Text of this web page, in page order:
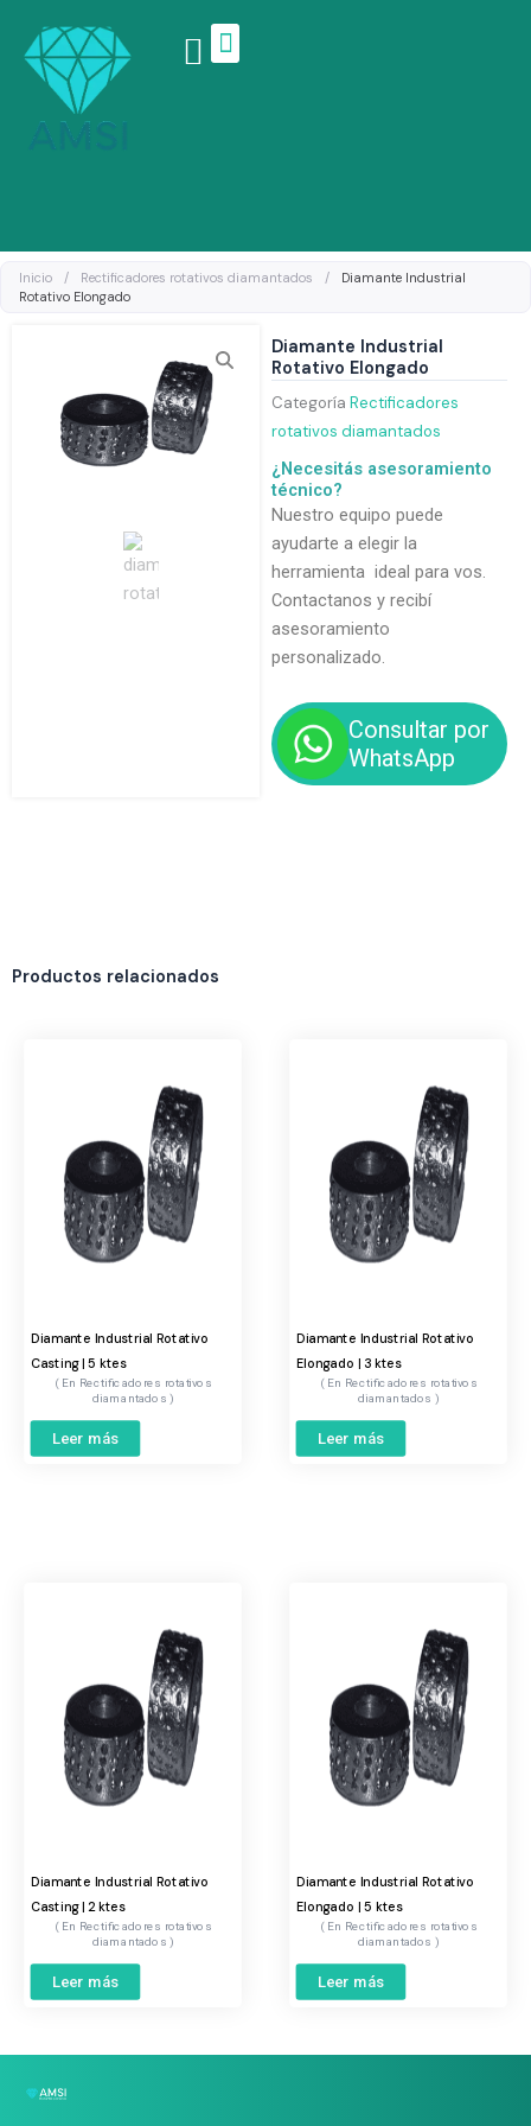
contenido
Inicio / Rectificadores rotativos diamantados /
Diamante Industrial
Rotativo Elongado
Diamante Industrial
Rotativo Elongado
Categoría Rectificadores
rotativos diamantados
¿Necesitás asesoramiento
técnico?
Nuestro equipo puede
ayudarte a elegir la
herramienta ideal para vos.
Contactanos y recibí
asesoramiento
personalizado.
Consultar por
WhatsApp
Productos relacionados
Diamante Industrial Rotativo
Casting | 5 ktes
Rectificadores rotativos
diamantados
Leer más
Diamante Industrial Rotativo
Elongado | 3 ktes
Rectificadores rotativos
diamantados
Leer más
Diamante Industrial Rotativo
Casting | 2 ktes
Rectificadores rotativos
diamantados
Leer más
Diamante Industrial Rotativo
Elongado | 5 ktes
Rectificadores rotativos
diamantados
Leer más